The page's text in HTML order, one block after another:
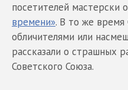
посетителей мастерски
времени». В то же время
обличителями или
рассказали о страшных
Советского Союза.